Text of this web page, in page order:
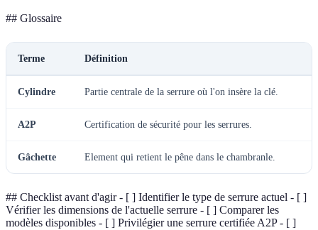
## Glossaire
Terme Définition
Cylindre Partie centrale de la serrure où l'on insère la clé.
A2P Certification de sécurité pour les serrures.
Gâchette Element qui retient le pêne dans le chambranle.
## Checklist avant d'agir - [ ] Identifier le type de serrure actuel - [ ]
Vérifier les dimensions de l'actuelle serrure - [ ] Comparer les
modèles disponibles - [ ] Privilégier une serrure certifiée A2P - [ ]